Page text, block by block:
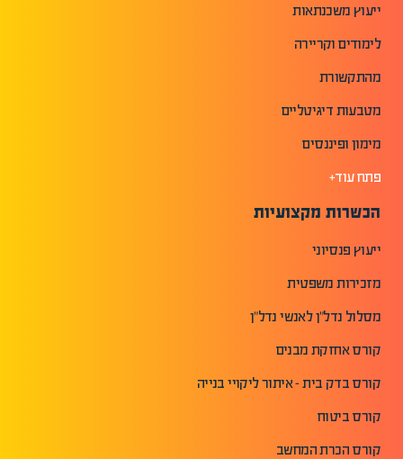
ייעוץ משכנתאות
לימודים וקריירה
מהתקשורת
מטבעות דיגיטליים
מימון ופיננסים
פתח עוד+
הכשרות מקצועיות
ייעוץ פנסיוני
מזכירות משפטית
מסלול נדל"ן לאנשי נדל"ן
קורס אחזקת מבנים
קורס בדק בית - איתור ליקויי בנייה
קורס ביטוח
קורס הכרת המחשב